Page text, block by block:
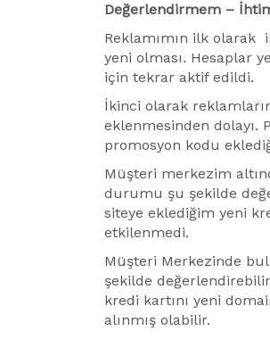
Değerlendirmem –
Reklamımın ilk olarak
yeni olması. Hesaplar
için tekrar aktif edildi.
İkinci olarak
eklenmesinden dolayı.
promosyon kodu
Müşteri merkezim
durumu şu şekilde
siteye eklediğim yeni
etkilenmedi.
Müşteri Merkezinde
şekilde
kredi kartını yeni
alınmış olabilir.